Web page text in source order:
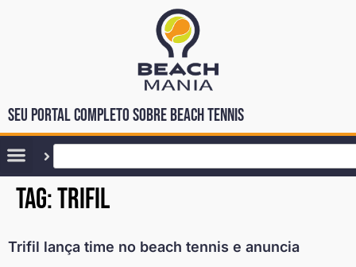
Seu portal completo sobre Beach Tennis
Tag:trifil
Trifil lança time no beach tennis e anuncia